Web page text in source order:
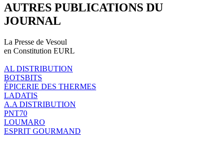
AUTRES PUBLICATIONS DU
JOURNAL
La Presse de Vesoul
en Constitution EURL
AL DISTRIBUTION
BOTSBITS
ÉPICERIE DES THERMES
LADATIS
A.A DISTRIBUTION
PNT70
LOUMARO
ESPRIT GOURMAND